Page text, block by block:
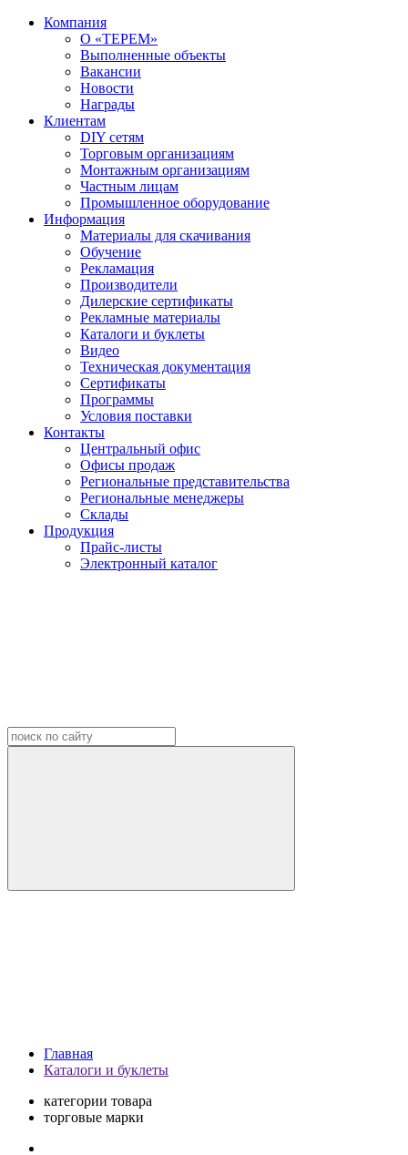
Компания
О «ТЕРЕМ»
Выполненные объекты
Вакансии
Новости
Награды
Клиентам
DIY сетям
Торговым организациям
Монтажным организациям
Частным лицам
Промышленное оборудование
Информация
Материалы для скачивания
Обучение
Рекламация
Производители
Дилерские сертификаты
Рекламные материалы
Каталоги и буклеты
Видео
Техническая документация
Сертификаты
Программы
Условия поставки
Контакты
Центральный офис
Офисы продаж
Региональные представительства
Региональные менеджеры
Склады
Продукция
Прайс-листы
Электронный каталог
Главная
Каталоги и буклеты
категории товара
торговые марки